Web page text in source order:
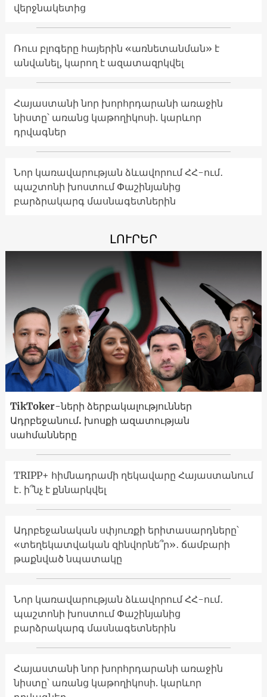
վերջնակետից
Ռուս բլոգերը հայերին «առնետանման» է
անվանել, կարող է ազատազրկվել
Հայաստանի նոր խորհրդարանի առաջին
նիստը՝ առանց կաթողիկոսի. կարևոր
դրվագներ
Նոր կառավարության ձևավորում ՀՀ-ում․
պաշտոնի խոստում Փաշինյանից
բարձրակարգ մասնագետներին
ԼՈՒՐԵՐ
TikToker-ների ձերբակալություններ
Ադրբեջանում. խոսքի ազատության
սահմանները
TRIPP+ հիմնադրամի ղեկավարը Հայաստանում
է․ ի՞նչ է քննարկվել
Ադրբեջանական սփյուռքի երիտասարդները՝
«տեղեկատվական զինվորնե՞ր»․ ճամբարի
թաքնված նպատակը
Նոր կառավարության ձևավորում ՀՀ-ում․
պաշտոնի խոստում Փաշինյանից
բարձրակարգ մասնագետներին
Հայաստանի նոր խորհրդարանի առաջին
նիստը՝ առանց կաթողիկոսի. կարևոր